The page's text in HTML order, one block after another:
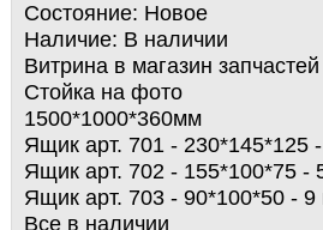
Состояние: Новое
Наличие: В наличии
Витрина в магазин
Стойка на фото
1500*1000*360мм
Ящик арт. 701 - 230*145*125
Ящик арт. 702 - 155*100*75 -
Ящик арт. 703 - 90*100*50 - 9
Все в наличии